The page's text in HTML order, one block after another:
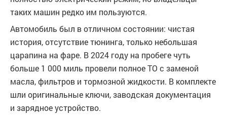
таких машин редко им пользуются.
Автомобиль был в отличном состоянии: чистая
история, отсутствие тюнинга, только небольшая
царапина на фаре. В 2024 году на пробеге чуть
больше 1 000 миль провели полное ТО с заменой
масла, фильтров и тормозной жидкости. В комплекте
шли оригинальные ключи, заводская документация
и зарядное устройство.